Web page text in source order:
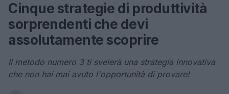
Cinque strategie di produttività
sorprendenti che devi
assolutamente scoprire
Il metodo numero 3 ti svelerà una strategia innovativa
che non hai mai avuto l'opportunità di provare!